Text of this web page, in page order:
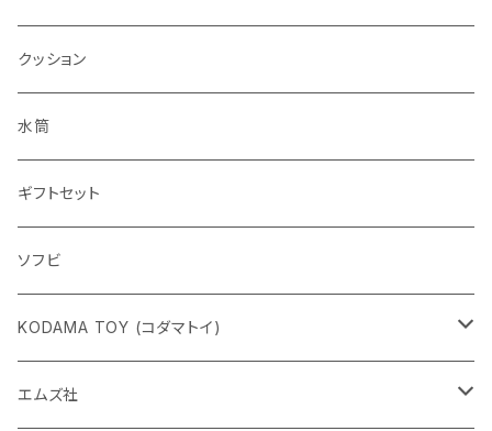
クッション
水筒
ギフトセット
ソフビ
KODAMA TOY (コダマトイ)
チャーミーちゃん
エムズ社